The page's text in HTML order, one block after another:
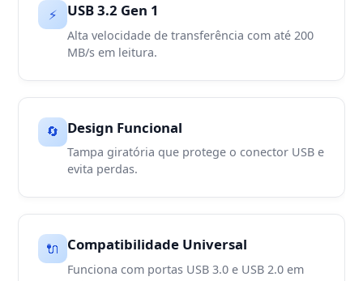
⚡ USB 3.2 Gen 1
Alta velocidade de transferência com até 200
MB/s em leitura.
🔄 Design Funcional
Tampa giratória que protege o conector USB e
evita perdas.
🔌 Compatibilidade Universal
Funciona com portas USB 3.0 e USB 2.0 em